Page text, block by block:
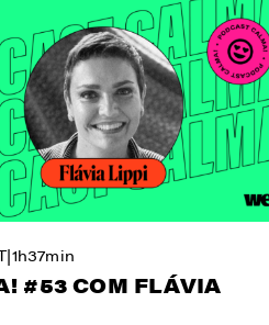
|1h37min
#53 COM FLÁVIA